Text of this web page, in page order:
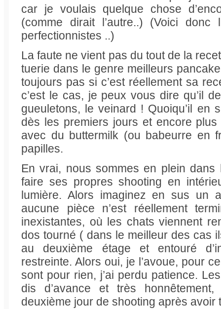
car je voulais quelque chose
(comme dirait l’autre..) (Voici
perfectionnistes ..)
La faute ne vient pas du tout de la
tuerie dans le genre meilleurs
toujours pas si c’est réellement sa
c’est le cas, je peux vous dire qu’il
gueuletons, le veinard ! Quoiqu’il en
dès les premiers jours et encore
avec du buttermilk (ou babeurre en
papilles.
En vrai, nous sommes en plein
faire ses propres shooting en
lumière. Alors imaginez en sus un
aucune pièce n’est réellement
inexistantes, où les chats viennent
dos tourné ( dans le meilleur des cas
au deuxième étage et entouré
restreinte. Alors oui, je l’avoue, pour
sont pour rien, j’ai perdu patience.
dis d’avance et très
deuxième jour de shooting après avoir